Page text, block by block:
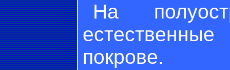
На
покрове.